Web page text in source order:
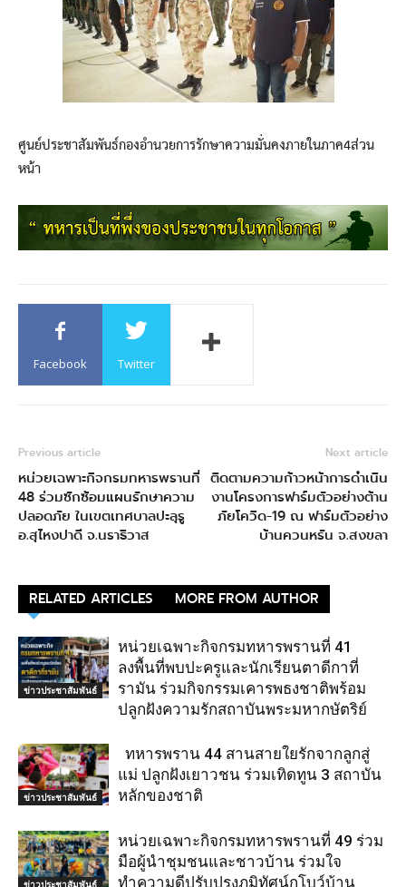
ศูนย์ประชาสัมพันธ์กองอำนวยการรักษาความมั่นคงภายในภาค4ส่วน
หน้า
Facebook Twitter
Previous article
หน่วยเฉพาะกิจกรมทหารพรานที่
48 ร่วมซักซ้อมแผนรักษาความ
ปลอดภัย ในเขตเทศบาลปะลุรู
อ.สุไหงปาดี จ.นราธิวาส
Next article
ติดตามความก้าวหน้าการดำเนิน
งานโครงการฟาร์มตัวอย่างต้าน
ภัยโควิด-19 ณ ฟาร์มตัวอย่าง
บ้านควนหรัน จ.สงขลา
RELATED ARTICLES MORE FROM AUTHOR
ข่าวประชาสัมพันธ์
หน่วยเฉพาะกิจกรมทหารพรานที่ 41
ลงพื้นที่พบปะครูและนักเรียนตาดีกาที่
รามัน ร่วมกิจกรรมเคารพธงชาติพร้อม
ปลูกฝังความรักสถาบันพระมหากษัตริย์
ข่าวประชาสัมพันธ์
ทหารพราน 44 สานสายใยรักจากลูกสู่
แม่ ปลูกฝังเยาวชน ร่วมเทิดทูน 3 สถาบัน
หลักของชาติ
หน่วยเฉพาะกิจกรมทหารพรานที่ 49 ร่วม
มือผู้นำชุมชนและชาวบ้าน ร่วมใจ
ทำความดีปรับปรุงภูมิทัศน์กูโบว์บ้าน